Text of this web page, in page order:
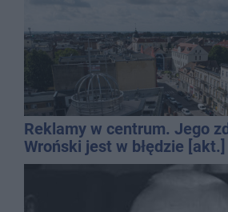
Reklamy w centrum. Jego
Wroński jest w błędzie [akt.]